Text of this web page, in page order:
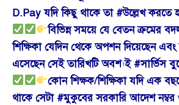
D.Pay যদি কিছু থাকে তা #উল্লেখ করতে
বিভিন্ন সময়ে যে বেতন ক্রমের
শিক্ষিকা যেদিন থেকে অপশন দিয়েছেন
এসেছেন সেই তারিখটি অবশ্যই #সার্ভিস
কোন শিক্ষক/শিক্ষিকা যদি এক
থাকে সেটা #মুকুবের সরকারি আদেশ নম্বর